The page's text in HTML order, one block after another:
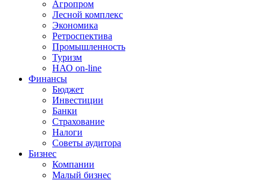
Агропром
Лесной комплекс
Экономика
Ретроспектива
Промышленность
Туризм
НАО on-line
Финансы
Бюджет
Инвестиции
Банки
Страхование
Налоги
Советы аудитора
Бизнес
Компании
Малый бизнес